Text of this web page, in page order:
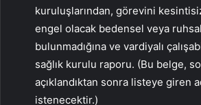
kuruluşlarından, görevini
engel olacak bedensel veya ruhsal
bulunmadığına ve vardiyalı
sağlık kurulu raporu. (Bu belge,
açıklandıktan sonra listeye giren
istenecektir.)